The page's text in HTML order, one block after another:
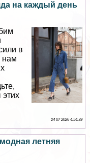
на каждый день
в
нам
этих
24 07 2026 4:54:39
летняя